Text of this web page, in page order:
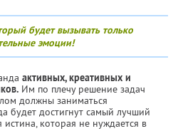
будет вызывать только
эмоции!
активных, креативных и
Им по плечу решение задач
должны заниматься
будет достигнут самый лучший
истина, которая не нуждается в